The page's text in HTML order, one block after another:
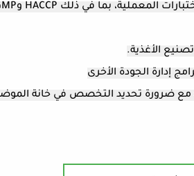
مع ضرورة تحديد التخصص في خانة